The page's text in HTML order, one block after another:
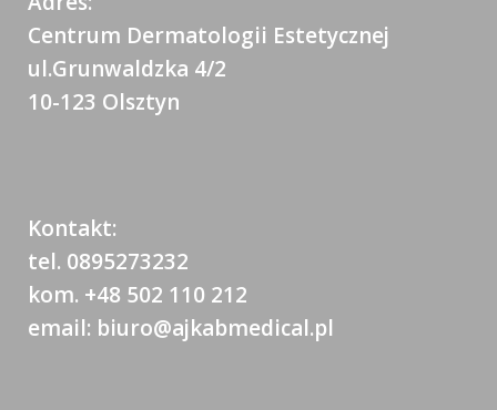
Centrum Dermatologii Estetycznej
ul.Grunwaldzka 4/2
10-123 Olsztyn
Kontakt:
tel. 0895273232
kom. +48 502 110 212
email: biuro@ajkabmedical.pl